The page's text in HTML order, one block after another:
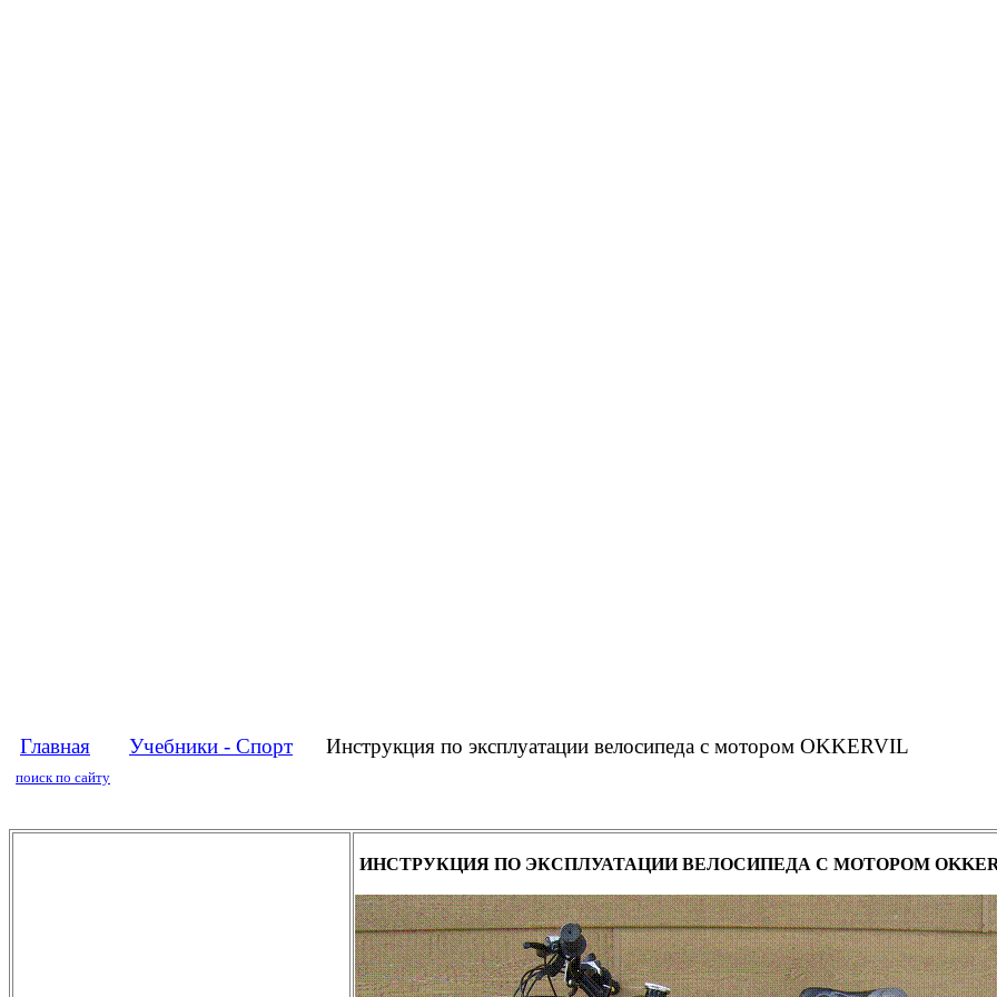
Главная Учебники - Спорт Инструкция по эксплуатации велосипеда с мотором OKKERVIL
поиск по сайту
ИНСТРУКЦИЯ ПО ЭКСПЛУАТАЦИИ ВЕЛОСИПЕДА С МОТОРОМ